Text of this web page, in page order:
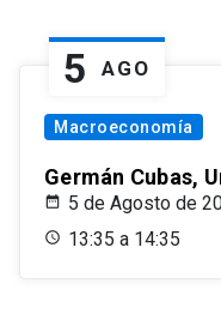
5 AGO
Macroeconomía
Germán Cubas,
5 de Agosto de
13:35 a 14:35